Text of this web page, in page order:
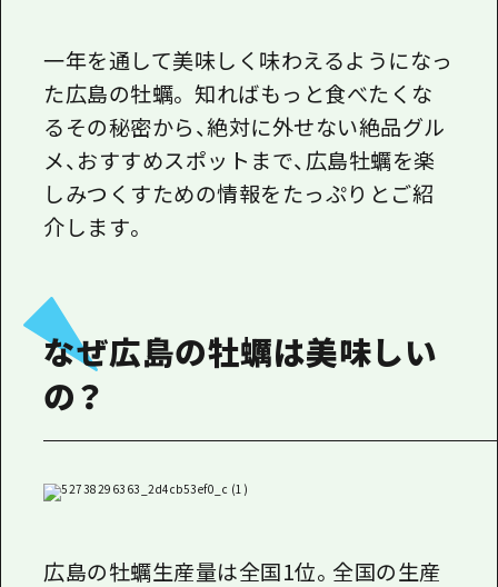
よくあるご質問
メディア掲載情報
フォトダウンロード
関連リンク
一年を通して美味しく味わえるようになっ
た広島の牡蠣。 知ればもっと食べたくな
るその秘密から、絶対に外せない絶品グル
メ、おすすめスポットまで、広島牡蠣を楽
しみつくすための情報をたっぷりとご紹
介します。
なぜ広島の牡蠣は美味しい
の？
広島の牡蠣生産量は全国1位。全国の生産